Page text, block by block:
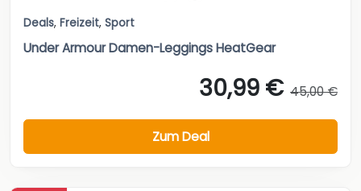
Deals, Freizeit, Sport
Under Armour Damen-Leggings HeatGear
30,99 € 45,00 €
Zum Deal